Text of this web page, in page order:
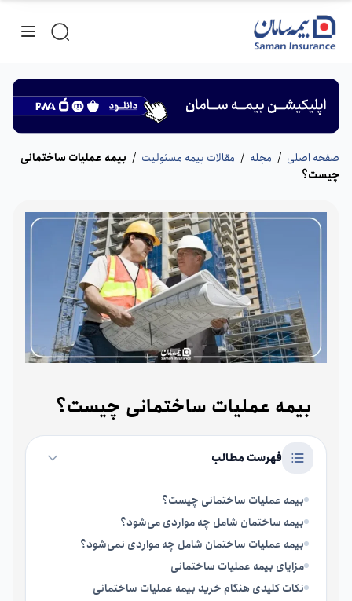
صفحه اصلی / مجله / مقالات بیمه مسئولیت / بیمه عملیات ساختمانی
چیست؟
بیمه عملیات ساختمانی چیست؟
فهرست مطالب
بیمه عملیات ساختمانی چیست؟
بیمه ساختمان شامل چه مواردی می‌شود؟
بیمه عملیات ساختمان شامل چه مواردی نمی‌شود؟
مزایای بیمه عملیات ساختمانی
نکات کلیدی هنگام خرید بیمه عملیات ساختمانی